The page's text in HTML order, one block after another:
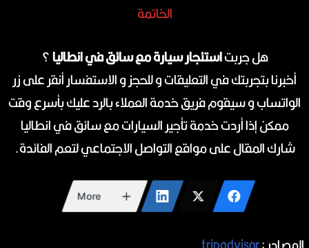
الخاتمة
هل جربتاستئجار سيارة مع سائق في انطاليا؟
أخبرنا بتجربتك في التعليقات و للحجز و الاستفسار أنقر على زر
الواتساب و سيقوم فريق خدمة العملاء بالرد عليك بأسرع وقت
ممكن إذا أردت خدمة تأجير السيارات مع سائق في انطاليا
شارك المقال على مواقع التواصل الاجتماعي لتعم الفائدة.
More